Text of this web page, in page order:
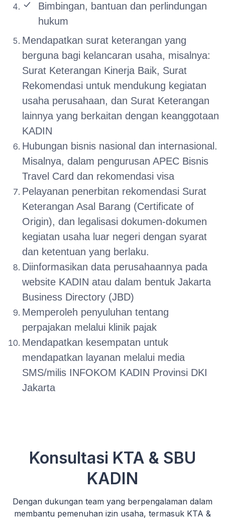
Bimbingan, bantuan dan perlindungan
hukum
Mendapatkan surat keterangan yang
berguna bagi kelancaran usaha, misalnya:
Surat Keterangan Kinerja Baik, Surat
Rekomendasi untuk mendukung kegiatan
usaha perusahaan, dan Surat Keterangan
lainnya yang berkaitan dengan keanggotaan
KADIN
Hubungan bisnis nasional dan internasional.
Misalnya, dalam pengurusan APEC Bisnis
Travel Card dan rekomendasi visa
Pelayanan penerbitan rekomendasi Surat
Keterangan Asal Barang (Certificate of
Origin), dan legalisasi dokumen-dokumen
kegiatan usaha luar negeri dengan syarat
dan ketentuan yang berlaku.
Diinformasikan data perusahaannya pada
website KADIN atau dalam bentuk Jakarta
Business Directory (JBD)
Memperoleh penyuluhan tentang
perpajakan melalui klinik pajak
Mendapatkan kesempatan untuk
mendapatkan layanan melalui media
SMS/milis INFOKOM KADIN Provinsi DKI
Jakarta
Konsultasi KTA & SBU
KADIN
Dengan dukungan team yang berpengalaman dalam
membantu pemenuhan izin usaha, termasuk KTA &